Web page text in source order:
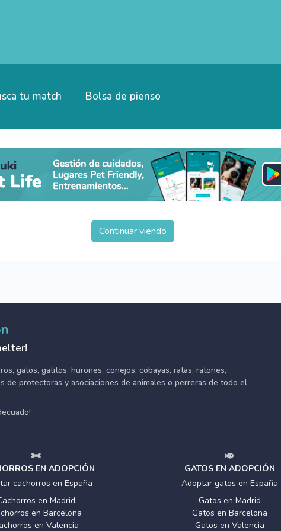
tu match Bolsa de pienso
Continuar viendo
gatos, gatitos, hurones, conejos, cobayas, ratas, ratones,
de protectoras y asociaciones de animales o perreras de todo el
EN ADOPCIÓN
cachorros en España
en Madrid
en Barcelona
en Valencia
GATOS EN ADOPCIÓN
Adoptar gatos en España
Gatos en Madrid
Gatos en Barcelona
Gatos en Valencia